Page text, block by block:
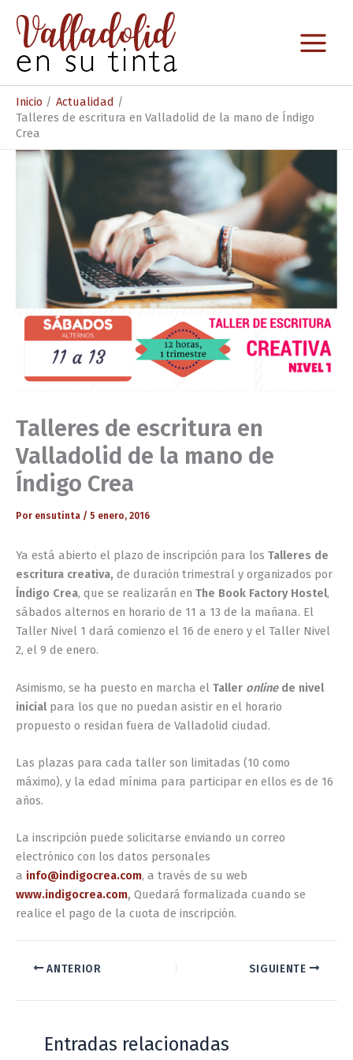
contenido
Inicio
Actualidad
Talleres de escritura en Valladolid de la mano de Índigo
Crea
Talleres de escritura en
Valladolid de la mano de
Índigo Crea
Por ensutinta / 5 enero, 2016
Ya está abierto el plazo de inscripción para los Talleres de
escritura creativa, de duración trimestral y organizados por
Índigo Crea, que se realizarán en The Book Factory Hostel,
sábados alternos en horario de 11 a 13 de la mañana. El
Taller Nivel 1 dará comienzo el 16 de enero y el Taller Nivel
2, el 9 de enero.
Asimismo, se ha puesto en marcha el Taller onlinede nivel
inicial para los que no puedan asistir en el horario
propuesto o residan fuera de Valladolid ciudad.
Las plazas para cada taller son limitadas (10 como
máximo), y la edad mínima para participar en ellos es de 16
años.
La inscripción puede solicitarse enviando un correo
electrónico con los datos personales
a info@indigocrea.com, a través de su web
www.indigocrea.com, Quedará formalizada cuando se
realice el pago de la cuota de inscripción.
ANTERIOR SIGUIENTE
Entradas relacionadas